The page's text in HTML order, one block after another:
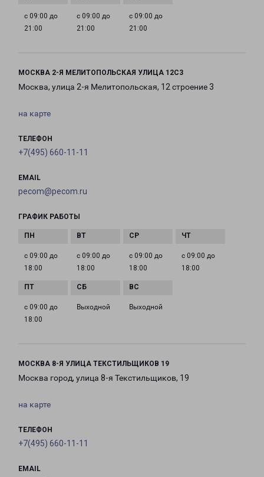
с 09:00 до
21:00
с 09:00 до
21:00
с 09:00 до
21:00
МОСКВА 2-Я МЕЛИТОПОЛЬСКАЯ УЛИЦА 12С3
Москва, улица 2-я Мелитопольская, 12 строение 3
на карте
ТЕЛЕФОН
+7(495) 660-11-11
EMAIL
pecom@pecom.ru
ГРАФИК РАБОТЫ
с 09:00 до
18:00
с 09:00 до
18:00
с 09:00 до
18:00
с 09:00 до
18:00
с 09:00 до
18:00
Выходной Выходной
МОСКВА 8-Я УЛИЦА ТЕКСТИЛЬЩИКОВ 19
Москва город, улица 8-я Текстильщиков, 19
на карте
ТЕЛЕФОН
+7(495) 660-11-11
EMAIL